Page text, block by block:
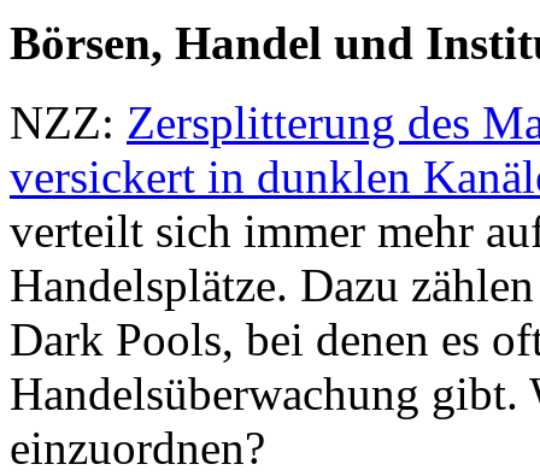
Börsen, Handel und
NZZ: Zersplitterung des
versickert in dunklen
verteilt sich immer mehr
Handelsplätze. Dazu
Dark Pools, bei denen es
Handelsüberwachung gibt.
einzuordnen?